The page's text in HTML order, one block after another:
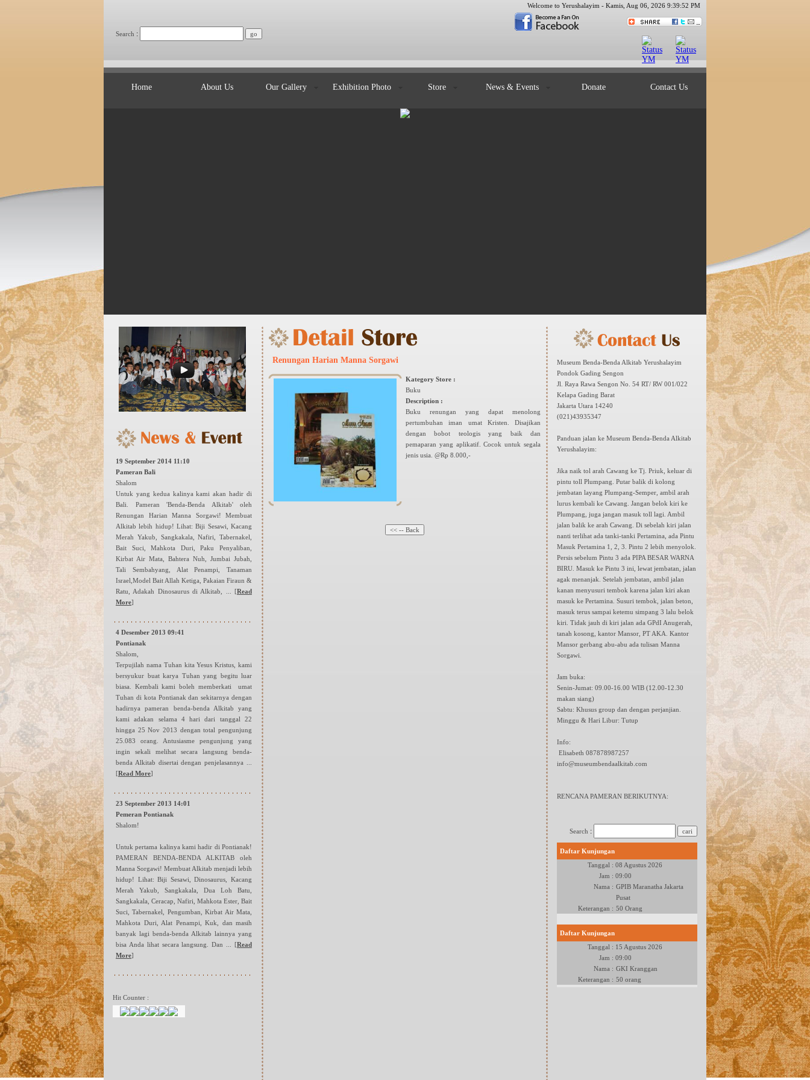
Search :
Welcome to Yerushalayim - Kamis, Aug 06, 2026 9:39:52 PM
Home About Us Our Gallery Exhibition Photo Store News & Events Donate Contact Us
19 September 2014 11:10
Pameran Bali
Shalom
Untuk yang kedua kalinya kami akan hadir di
Bali. Pameran 'Benda-Benda Alkitab' oleh
Renungan Harian Manna Sorgawi! Membuat
Alkitab lebih hidup! Lihat: Biji Sesawi, Kacang
Merah Yakub, Sangkakala, Nafiri, Tabernakel,
Bait Suci, Mahkota Duri, Paku Penyaliban,
Kirbat Air Mata, Bahtera Nuh, Jumbai Jubah,
Tali Sembahyang, Alat Penampi, Tanaman
Israel,Model Bait Allah Ketiga, Pakaian Firaun &
Ratu, Adakah Dinosaurus di Alkitab, ... [Read
More]
4 Desember 2013 09:41
Pontianak
Shalom,
Terpujilah nama Tuhan kita Yesus Kristus, kami
bersyukur buat karya Tuhan yang begitu luar
biasa. Kembali kami boleh memberkati umat
Tuhan di kota Pontianak dan sekitarnya dengan
hadirnya pameran benda-benda Alkitab yang
kami adakan selama 4 hari dari tanggal 22
hingga 25 Nov 2013 dengan total pengunjung
25.083 orang. Antusiasme pengunjung yang
ingin sekali melihat secara langsung benda-
benda Alkitab disertai dengan penjelasannya ...
[Read More]
23 September 2013 14:01
Pemeran Pontianak
Shalom!
Untuk pertama kalinya kami hadir di Pontianak!
PAMERAN BENDA-BENDA ALKITAB oleh
Manna Sorgawi! Membuat Alkitab menjadi lebih
hidup! Lihat: Biji Sesawi, Dinosaurus, Kacang
Merah Yakub, Sangkakala, Dua Loh Batu,
Sangkakala, Ceracap, Nafiri, Mahkota Ester, Bait
Suci, Tabernakel, Pengumban, Kirbat Air Mata,
Mahkota Duri, Alat Penampi, Kuk, dan masih
banyak lagi benda-benda Alkitab lainnya yang
bisa Anda lihat secara langsung. Dan ... [Read
More]
Hit Counter :
Renungan Harian Manna Sorgawi
Kategory Store :
Buku
Description :
Buku renungan yang dapat menolong
pertumbuhan iman umat Kristen. Disajikan
dengan bobot teologis yang baik dan
pemaparan yang aplikatif. Cocok untuk segala
jenis usia. @Rp 8.000,-
Museum Benda-Benda Alkitab Yerushalayim
Pondok Gading Sengon
Jl. Raya Rawa Sengon No. 54 RT/ RW 001/022
Kelapa Gading Barat
Jakarta Utara 14240
(021)43935347
Panduan jalan ke Museum Benda-Benda Alkitab
Yerushalayim:
Jika naik tol arah Cawang ke Tj. Priuk, keluar di
pintu toll Plumpang. Putar balik di kolong
jembatan layang Plumpang-Semper, ambil arah
lurus kembali ke Cawang. Jangan belok kiri ke
Plumpang, juga jangan masuk toll lagi. Ambil
jalan balik ke arah Cawang. Di sebelah kiri jalan
nanti terlihat ada tanki-tanki Pertamina, ada Pintu
Masuk Pertamina 1, 2, 3. Pintu 2 lebih menyolok.
Persis sebelum Pintu 3 ada PIPA BESAR WARNA
BIRU. Masuk ke Pintu 3 ini, lewat jembatan, jalan
agak menanjak. Setelah jembatan, ambil jalan
kanan menyusuri tembok karena jalan kiri akan
masuk ke Pertamina. Susuri tembok, jalan beton,
masuk terus sampai ketemu simpang 3 lalu belok
kiri. Tidak jauh di kiri jalan ada GPdI Anugerah,
tanah kosong, kantor Mansor, PT AKA. Kantor
Mansor gerbang abu-abu ada tulisan Manna
Sorgawi.
Jam buka:
Senin-Jumat: 09.00-16.00 WIB (12.00-12.30
makan siang)
Sabtu: Khusus group dan dengan perjanjian.
Minggu & Hari Libur: Tutup
Info:
Elisabeth 087878987257
info@museumbendaalkitab.com
RENCANA PAMERAN BERIKUTNYA:
Search :
Daftar Kunjungan
Tanggal : 08 Agustus 2026
Jam : 09:00
Nama : GPIB Maranatha Jakarta
Pusat
Keterangan : 50 Orang
Daftar Kunjungan
Tanggal : 15 Agustus 2026
Jam : 09:00
Nama : GKI Kranggan
Keterangan : 50 orang